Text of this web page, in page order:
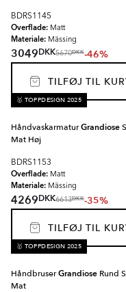
BDRS1145
Overflade: Matt
Materiale: Mässing
3049DKK5670DKK-46%
TILFØJ TIL
🥇 TOPPDESIGN 2025
HåndvaskarmaturGrandiose
Mat Høj
BDRS1153
Overflade: Matt
Materiale: Mässing
4269DKK6613DKK-35%
TILFØJ TIL
🥇 TOPPDESIGN 2025
HåndbruserGrandiose Rund
Mat